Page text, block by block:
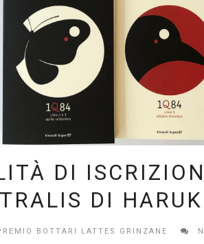
DI
DI
BOTTARI LATTES GRINZANE